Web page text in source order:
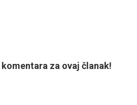
za ovaj članak!